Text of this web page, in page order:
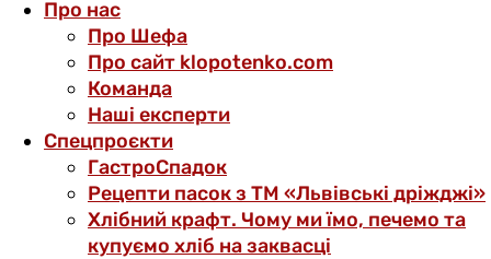
Про нас
Про Шефа
Про сайт klopotenko.com
Команда
Наші експерти
Спецпроєкти
ГастроСпадок
Рецепти пасок з ТМ «Львівські дріжджі»
Хлібний крафт. Чому ми їмо, печемо та
купуємо хліб на заквасці